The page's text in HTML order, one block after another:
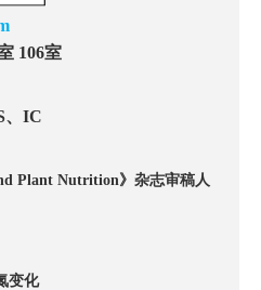
106室
、 IC
Plant Nutrition》 杂志审稿人
变化